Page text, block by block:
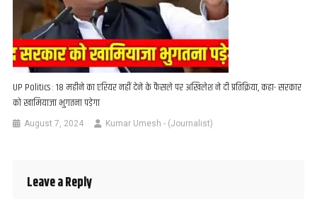
UP Politics : 18 महीने का एरियर नहीं देने के फैसले पर अखिलेश ने दी प्रतिक्रिया, कहा- सरकार
को खामियाजा भुगतना पड़ेगा
August 7, 2024 Kumar Umesh - (Journalist)
Leave a Reply